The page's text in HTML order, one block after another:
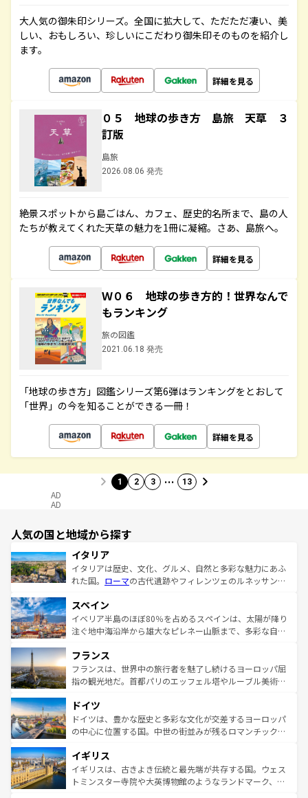
大人気の御朱印シリーズ。全国に拡大して、ただただ凄い、美
しい、おもしろい、珍しいにこだわり御朱印そのものを紹介し
ます。
詳細を見る
０５ 地球の歩き方 島旅 天草 ３
訂版
島旅
2026.08.06 発売
絶景スポットから島ごはん、カフェ、歴史的名所まで、島の人
たちが教えてくれた天草の魅力を1冊に凝縮。さあ、島旅へ。
詳細を見る
Ｗ０６ 地球の歩き方的！世界なんで
もランキング
旅の図鑑
2021.06.18 発売
「地球の歩き方」図鑑シリーズ第6弾はランキングをとおして
「世界」の今を知ることができる一冊！
詳細を見る
1 2 3 … 13
AD
AD
人気の国と地域から探す
イタリア
イタリアは歴史、文化、グルメ、自然と多彩な魅力にあふ
れた国。 ローマの古代遺跡やフィレンツェのルネッサンス
ろん、トスカーナの美しい田園風景やアマルフィ海岸の絶
景など、自然景観も見逃せない。観光の合間には、本場の
ピザやパスタなど、絶品のイタリア料理を堪能することも
ませてくれるイタリアで、忘れられない旅をしてみよう！
なお、新着のイタリア情報はコンテンツ一覧 を参照してほ
しい。
スペイン
イベリア半島のほぼ80％を占めるスペインは、太陽が降り
注ぐ地中海沿岸から雄大なピレネー山脈まで、多彩な自然
文化が根付くこの国では、情熱的なフラメンコ、熱気あふ
れる闘牛、そして美味しいタパスが生活の一部となってい
る。首都マドリードの洗練された雰囲気や、バルセロナの
の城塞都市、穏やかなビーチリゾートまで多彩な表情を見
せる。地方によって風土や気候が異なるスペインはその個
性で訪れる人を魅了する。 なお、新着のスペイン情報はコ
フランス
フランスは、世界中の旅行者を魅了し続けるヨーロッパ屈
指の観光地だ。首都パリのエッフェル塔やルーブル美術館
で、幅広い魅力が詰まっている。華麗な宮殿、歴史的な大
聖堂、美しいビーチ、そして豊かな自然が、訪れる者を心
から魅了する。また、フランスは美食の国としても知ら
いる。シャンパンの発祥地であるランス、プロヴァンスの
香り高いラベンダー畑など、多彩な楽しみ方が可能だ。さ
らに、パリ以外の地域にも魅力が溢れており、どの街角に
ドイツ
ドイツは、豊かな歴史と多彩な文化が交差するヨーロッパ
の中心に位置する国。中世の街並みが残るロマンチック街
顔を持つこの国は、どこを歩いても飽きることがない。ベ
ルリンの文化的活気、バイエルン州のアルプスの絶景、そ
してライン川沿いのワイン畑といった風景は必見。ビール
イギリス
イギリスは、古きよき伝統と最先端が共存する国。ウェス
トミンスター寺院や大英博物館のようなランドマーク、歴